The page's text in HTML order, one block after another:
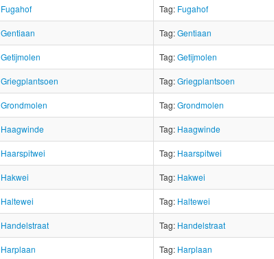
Fugahof Tag: Fugahof
Gentiaan Tag:Gentiaan
Getijmolen Tag:Getijmolen
Griegplantsoen Tag:Griegplantsoen
Grondmolen Tag:Grondmolen
Haagwinde Tag: Haagwinde
Haarspitwei Tag: Haarspitwei
Hakwei Tag: Hakwei
Haltewei Tag: Haltewei
Handelstraat Tag: Handelstraat
Harplaan Tag: Harplaan